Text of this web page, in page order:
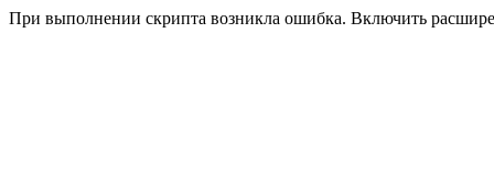
При выполнении скрипта возникла ошибка. Включить